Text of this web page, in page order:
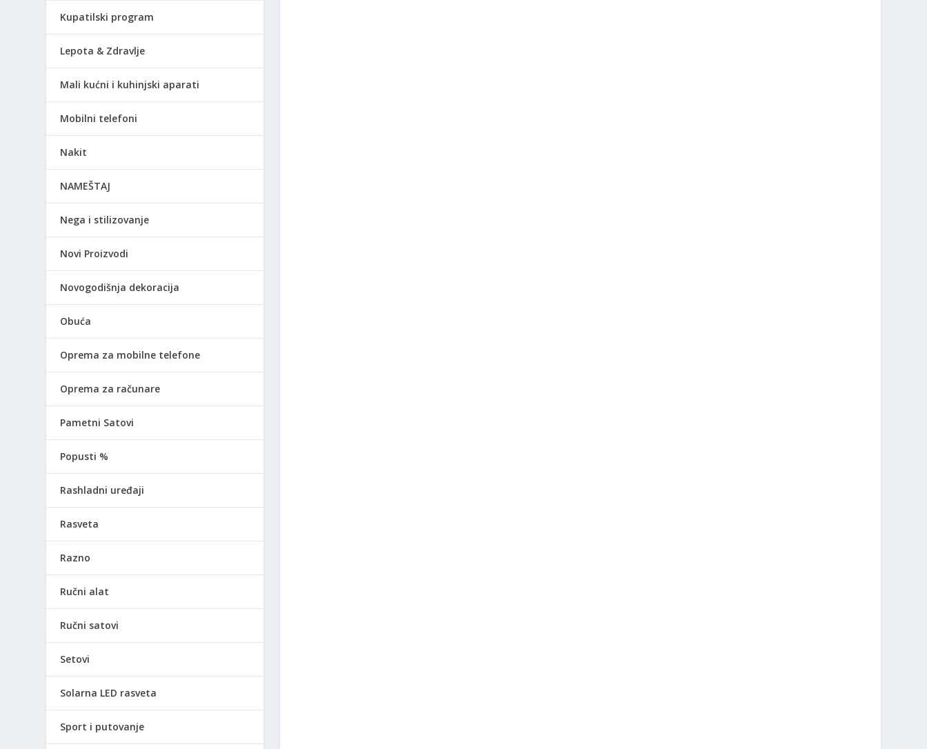
Kupatilski program
Lepota & Zdravlje
Mali kućni i kuhinjski aparati
Mobilni telefoni
Nakit
NAMEŠTAJ
Nega i stilizovanje
Novi Proizvodi
Novogodišnja dekoracija
Obuća
Oprema za mobilne telefone
Oprema za računare
Pametni Satovi
Popusti %
Rashladni uređaji
Rasveta
Razno
Ručni alat
Ručni satovi
Setovi
Solarna LED rasveta
Sport i putovanje